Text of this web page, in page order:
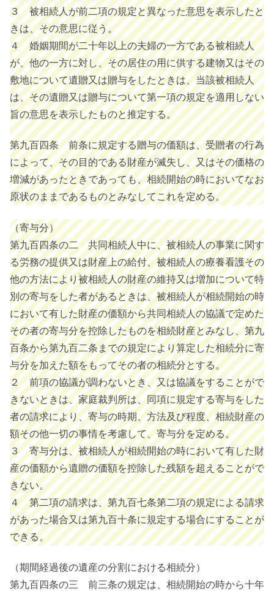
３ 被相続人が前二項の規定と異なった意思を表示したと
きは、その意思に従う。
４ 婚姻期間が二十年以上の夫婦の一方である被相続人
が、他の一方に対し、その居住の用に供する建物又はその
敷地について遺贈又は贈与をしたときは、当該被相続人
は、その遺贈又は贈与について第一項の規定を適用しない
旨の意思を表示したものと推定する。
第九百四条 前条に規定する贈与の価額は、受贈者の行為
によって、その目的である財産が滅失し、又はその価格の
増減があったときであっても、相続開始の時においてなお
原状のままであるものとみなしてこれを定める。
（寄与分）
第九百四条の二 共同相続人中に、被相続人の事業に関す
る労務の提供又は財産上の給付、被相続人の療養看護その
他の方法により被相続人の財産の維持又は増加について特
別の寄与をした者があるときは、被相続人が相続開始の時
において有した財産の価額から共同相続人の協議で定めた
その者の寄与分を控除したものを相続財産とみなし、第九
百条から第九百二条までの規定により算定した相続分に寄
与分を加えた額をもってその者の相続分とする。
２ 前項の協議が調わないとき、又は協議をすることがで
きないときは、家庭裁判所は、同項に規定する寄与をした
者の請求により、寄与の時期、方法及び程度、相続財産の
額その他一切の事情を考慮して、寄与分を定める。
３ 寄与分は、被相続人が相続開始の時において有した財
産の価額から遺贈の価額を控除した残額を超えることがで
きない。
４ 第二項の請求は、第九百七条第二項の規定による請求
があった場合又は第九百十条に規定する場合にすることが
できる。
（期間経過後の遺産の分割における相続分）
第九百四条の三 前三条の規定は、相続開始の時から十年